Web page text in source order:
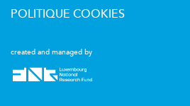
created and managed by
POLITIQUE COOKIES